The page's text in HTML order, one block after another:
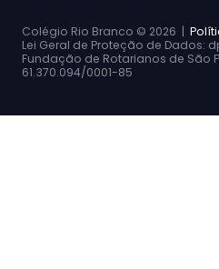
Colégio Rio Branco © 2026 |
Lei Geral de Proteção de Dados:
Fundação de Rotarianos de São
61.370.094/0001-85